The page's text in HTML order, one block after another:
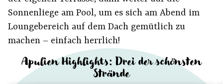
Sonnenliege am Pool, um es sich am Abend im
Loungebereich auf dem Dach gemütlich zu
machen – einfach herrlich!
Apulien Highlights: Drei der schönsten
Strände